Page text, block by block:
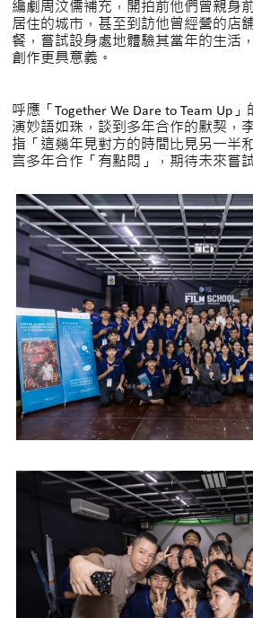
編劇周汶儒補充，開拍前他們曾親身
居住的城市，甚至到訪他曾經營的店
餐，嘗試設身處地體驗其當年的生活
創作更具意義。
呼應「Together We Dare to Team Up
演妙語如珠，談到多年合作的默契，
指「這幾年見對方的時間比見另一半
言多年合作「有點悶」，期待未來嘗